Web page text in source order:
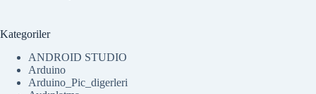
Kategoriler
ANDROID STUDIO
Arduino
Arduino_Pic_digerleri